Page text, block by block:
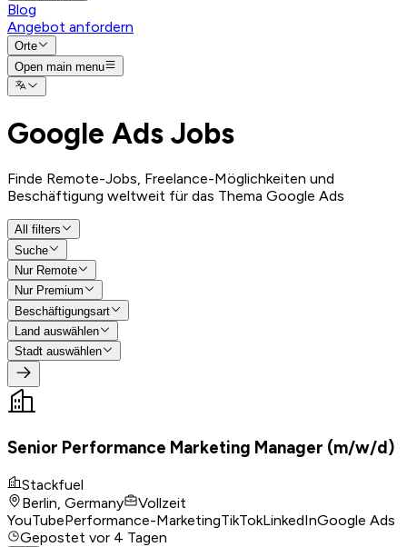
Blog
Angebot anfordern
Orte
Open main menu
Google Ads Jobs
Finde Remote-Jobs, Freelance-Möglichkeiten und
Beschäftigung weltweit für das Thema Google Ads
All filters
Suche
Nur Remote
Nur Premium
Beschäftigungsart
Land auswählen
Stadt auswählen
Senior Performance Marketing Manager (m/w/d)
Stackfuel
Berlin, Germany
Vollzeit
YouTubePerformance-MarketingTikTokLinkedInGoogle Ads
Gepostet vor 4 Tagen